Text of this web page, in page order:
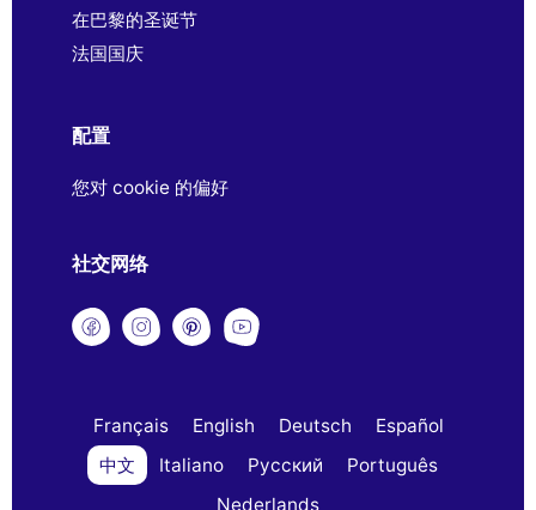
在巴黎的圣诞节
法国国庆
配置
您对 cookie 的偏好
社交网络
Français English Deutsch
Español
中文
Italiano Русский
Português
Nederlands